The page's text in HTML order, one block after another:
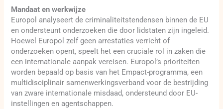
Mandaat en werkwijze
Europol analyseert de criminaliteitstendensen binnen de EU
en ondersteunt onderzoeken die door lidstaten zijn ingeleid.
Hoewel Europol zelf geen arrestaties verricht of
onderzoeken opent, speelt het een cruciale rol in zaken die
een internationale aanpak vereisen. Europol’s prioriteiten
worden bepaald op basis van het Empact-programma, een
multidisciplinair samenwerkingsverband voor de bestrijding
van zware internationale misdaad, ondersteund door EU-
instellingen en agentschappen.